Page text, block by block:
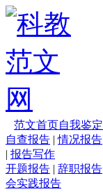
范文首页自我鉴定
自查报告 |情况报告
| 报告写作
开题报告 | 辞职报告
会实践报告